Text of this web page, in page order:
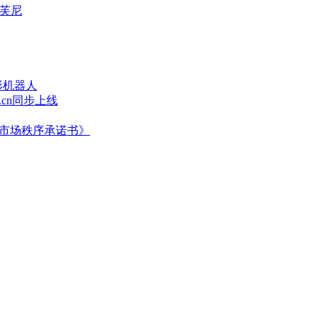
尼
器人
同步上线
场秩序承诺书》